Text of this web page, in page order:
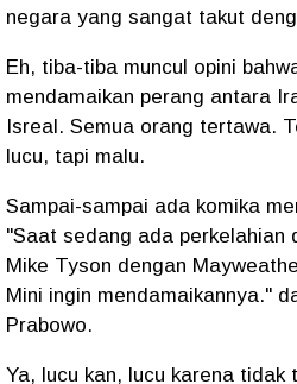
negara yang sangat takut
Eh, tiba-tiba muncul opini
mendamaikan perang antara
Isreal. Semua orang tertawa.
lucu, tapi malu.
Sampai-sampai ada komika
"Saat sedang ada perkelahian
Mike Tyson dengan
Mini ingin mendamaikannya."
Prabowo.
Ya, lucu kan, lucu karena